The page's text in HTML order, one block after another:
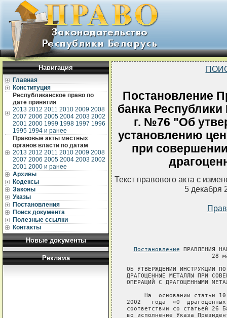
Навигация
Главная
Конституция
Республиканское право по
дате принятия
2013 2012 2011 2010 2009 2008
2007 2006 2005 2004 2003 2002
2001 2000 1999 1998 1997 1996
1995 1994 и ранее
Правовые акты местных
органов власти по датам
2013 2012 2011 2010 2009 2008
2007 2006 2005 2004 2003 2002
2001 2000 и ранее
Архивы
Кодексы
Законы
Указы
Постановления
Поиск документа
Полезные ссылки
Контакты
Новые документы
Реклама
Постановление
банка Республики
г. №76 "Об
установлению
при
Текст правового акта с
5 декабря
Постановление ПРАВЛЕНИЯ
28
ОБ УТВЕРЖДЕНИИ ИНСТРУКЦИИ
ДРАГОЦЕННЫЕ МЕТАЛЛЫ ПРИ
ОПЕРАЦИЙ С ДРАГОЦЕННЫМИ
     На  основании статьи 10